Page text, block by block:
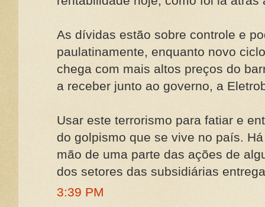
As dívidas estão sobre controle e
paulatinamente, enquanto novo
chega com mais altos preços do
a receber junto ao governo, a
Usar este terrorismo para fatiar e
do golpismo que se vive no país.
mão de uma parte das ações de
dos setores das subsidiárias
3:39 PM